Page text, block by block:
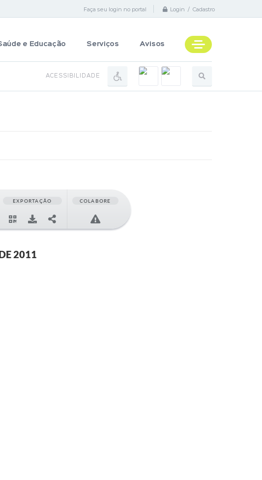
Faça seu login no portal Login / Cadastro
e Educação Serviços Avisos
ACESSIBILIDADE
EXPORTAÇÃO COLABORE
2011